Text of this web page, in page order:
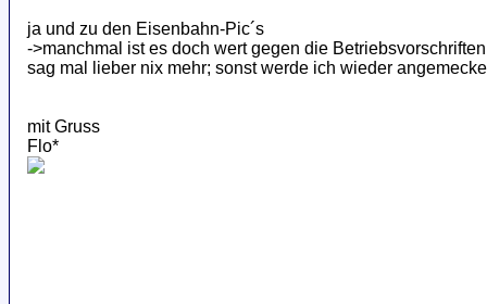
ja und zu den Eisenbahn-Pic´s
->manchmal ist es doch wert gegen die
sag mal lieber nix mehr; sonst werde ich wieder
mit Gruss
Flo*